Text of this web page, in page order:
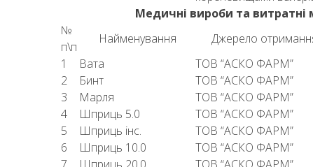
Медичні вироби та витратні
№
п\п
Найменування Джерело
1
Вата ТОВ “АСКО ФАРМ”
2
Бинт ТОВ “АСКО ФАРМ”
3
Марля ТОВ “АСКО ФАРМ”
4
Шприць 5.0 ТОВ “АСКО ФАРМ”
5
Шприць інс. ТОВ “АСКО ФАРМ”
6
Шприць 10.0 ТОВ “АСКО ФАРМ”